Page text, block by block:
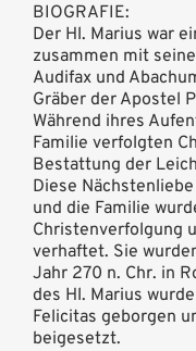
BIOGRAFIE:
Der Hl. Marius war
zusammen mit
Audifax und
Gräber der Apostel
Während ihres
Familie verfolgten
Bestattung der
Diese
und die Familie
Christenverfolgung
verhaftet. Sie
Jahr 270 n. Chr. in
des Hl. Marius
Felicitas geborgen
beigesetzt.